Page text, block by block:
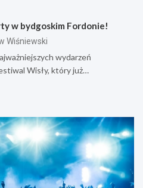
w bydgoskim Fordonie!
Wiśniewski
wydarzeń
Wisły, który już…